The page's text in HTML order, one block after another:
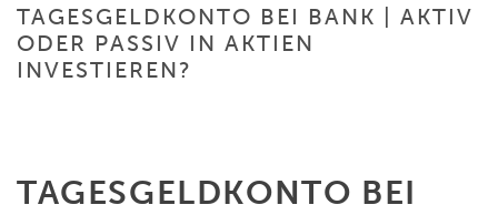
TAGESGELDKONTO BEI BANK | AKTIV
ODER PASSIV IN AKTIEN
INVESTIEREN?
TAGESGELDKONTO BEI